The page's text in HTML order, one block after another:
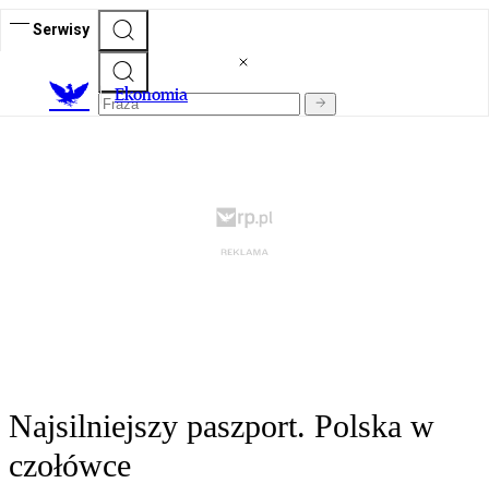
Serwisy
Ekonomia
Najsilniejszy paszport. Polska w
czołówce